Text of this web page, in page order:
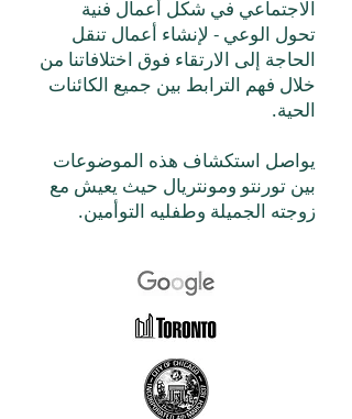
الاجتماعي في شكل أعمال فنية
تحول الوعي - لإنشاء أعمال تنقل
الحاجة إلى الارتقاء فوق اختلافاتنا من
خلال فهم الترابط بين جميع الكائنات
الحية.
يواصل استكشاف هذه الموضوعات
بين تورنتو ومونتريال حيث يعيش مع
زوجته الجميلة وطفليه التوأمين.